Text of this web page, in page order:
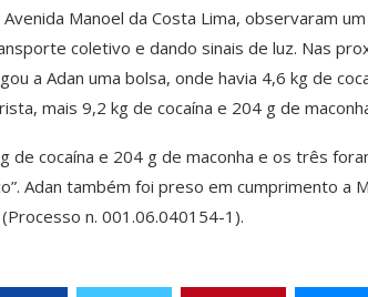
Manoel da Costa Lima, observaram
coletivo e dando sinais de luz. Nas
a Adan uma bolsa, onde havia 4,6 kg de
mais 9,2 kg de cocaína e 204 g de
de cocaína e 204 g de maconha e os três
Adan também foi preso em cumprimento a
n. 001.06.040154-1).